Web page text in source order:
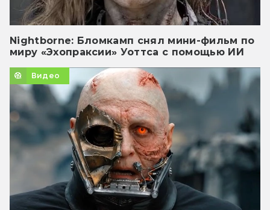
Nightborne: Бломкамп снял мини-фильм по
миру «Эхопраксии» Уоттса с помощью ИИ
Видео